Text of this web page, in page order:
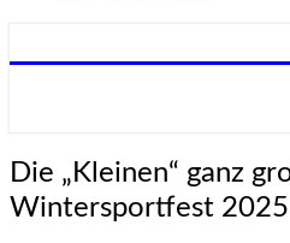
Die
„Kleinen“
ganz
Die „Kleinen“ ganz
Wintersportfest 2025